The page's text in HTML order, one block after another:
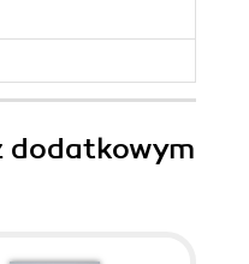
dodatkowym